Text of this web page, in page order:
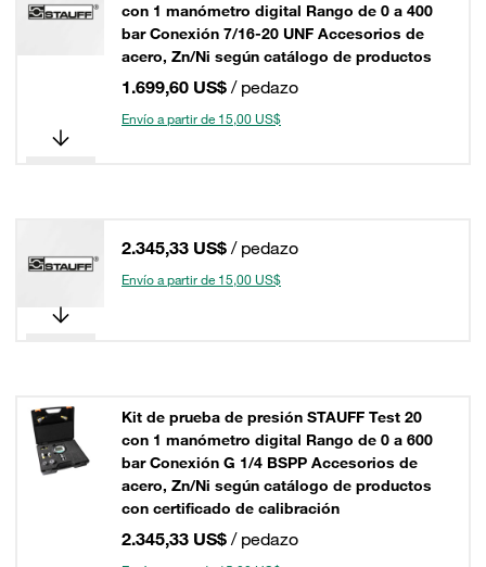
con 1 manómetro digital Rango de 0 a 400
bar Conexión 7/16-20 UNF Accesorios de
acero, Zn/Ni según catálogo de productos
1.699,60 US$ / pedazo
Envío a partir de 15,00 US$
2.345,33 US$ / pedazo
Envío a partir de 15,00 US$
Kit de prueba de presión STAUFF Test 20
con 1 manómetro digital Rango de 0 a 600
bar Conexión G 1/4 BSPP Accesorios de
acero, Zn/Ni según catálogo de productos
con certificado de calibración
2.345,33 US$ / pedazo